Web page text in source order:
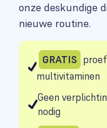
onze deskundige
nieuwe routine.
GRATIS
multivitaminen
Geen
nodig